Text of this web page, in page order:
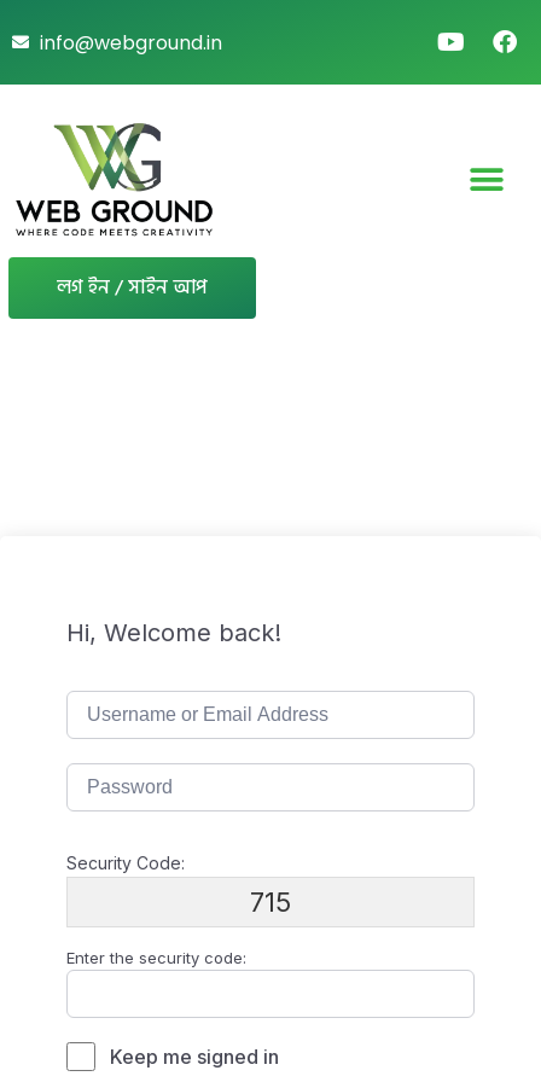
info@webground.in
লগ ইন / সাইন আপ
Hi, Welcome back!
Security Code:
715
Enter the security code:
Keep me signed in